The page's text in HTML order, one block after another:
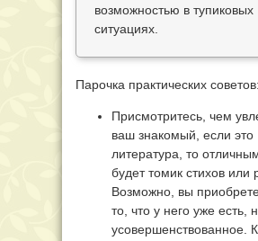
возможностью в тупиковых
ситуациях.
Парочка практических советов:
Присмотритесь, чем
ваш знакомый, если это
литература, то
будет томик стихов или
Возможно, вы
то, что у него уже есть,
усовершенствованное.